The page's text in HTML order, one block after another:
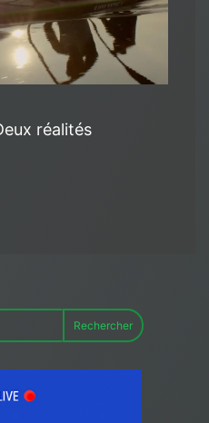
réalités
Rechercher